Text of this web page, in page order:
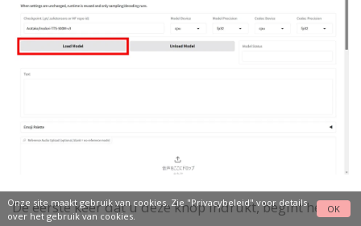
De eerste keer dat u deze knop indrukt, begint het
Onze site maakt gebruik van cookies. Zie "Privacybeleid"voor details
over het gebruik van cookies.
OK